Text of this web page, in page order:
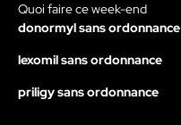
Quoi faire ce week-end
donormyl sans ordonnance
lexomil sans ordonnance
priligy sans ordonnance